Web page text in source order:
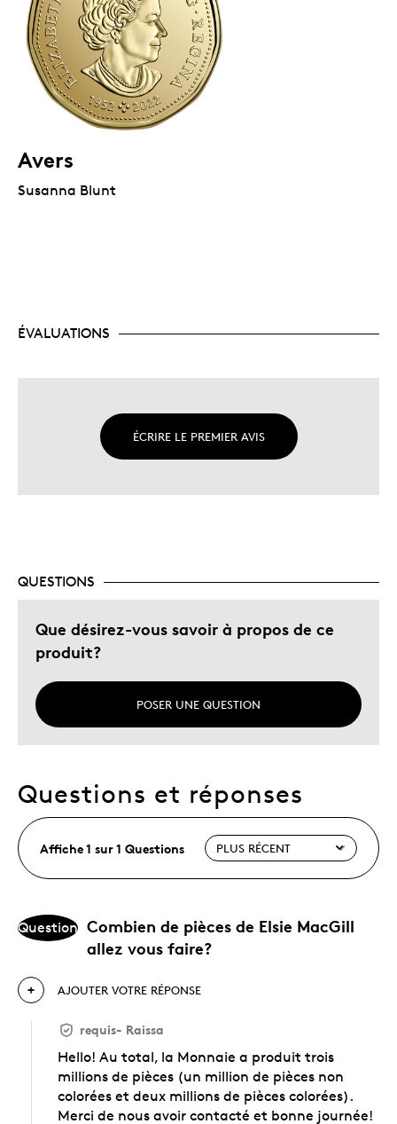
Avers
Susanna Blunt
ÉVALUATIONS
ÉCRIRE LE PREMIER AVIS
QUESTIONS
Que désirez-vous savoir à propos de ce
produit?
POSER UNE QUESTION
Questions et réponses
Affiche 1 sur 1 Questions
Question Combien de pièces de Elsie MacGill
allez vous faire?
AJOUTER VOTRE RÉPONSE
requis- Raissa
Hello! Au total, la Monnaie a produit trois
millions de pièces (un million de pièces non
colorées et deux millions de pièces colorées).
Merci de nous avoir contacté et bonne journée!